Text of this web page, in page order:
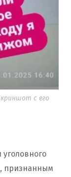
с его
признанным